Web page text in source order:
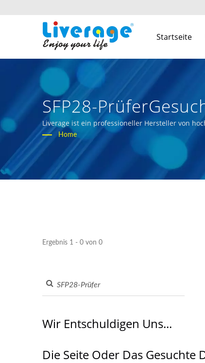
Startseite
SFP28-
Transceiver Für
Liverage ist ein professioneller Hersteller von
die optische Breitbandverbindung in das Leben
Home
Ergebnis 1 - 0 von 0
Wir Entschuldigen Uns...
Die Seite Oder Das